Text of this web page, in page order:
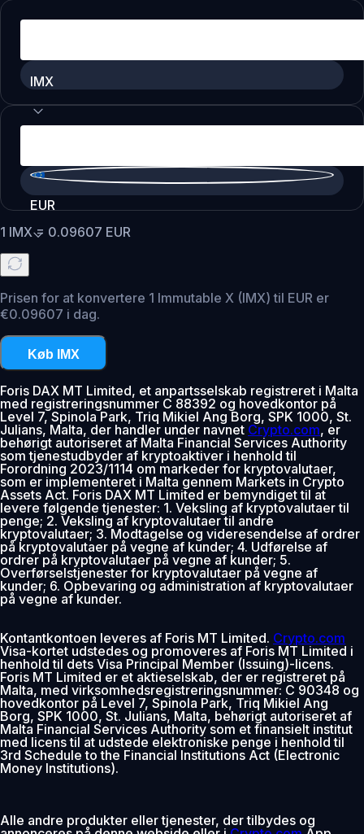
IMX
EUR
1 IMX= 0.09607 EUR
Prisen for at konvertere 1 Immutable X (IMX) til EUR er
€0.09607 i dag.
Køb IMX
Foris DAX MT Limited, et anpartsselskab registreret i Malta
med registreringsnummer C 88392 og hovedkontor på
Level 7, Spinola Park, Triq Mikiel Ang Borg, SPK 1000, St.
Julians, Malta, der handler under navnet Crypto.com, er
behørigt autoriseret af Malta Financial Services Authority
som tjenestudbyder af kryptoaktiver i henhold til
Forordning 2023/1114 om markeder for kryptovalutaer,
som er implementeret i Malta gennem Markets in Crypto
Assets Act. Foris DAX MT Limited er bemyndiget til at
levere følgende tjenester: 1. Veksling af kryptovalutaer til
penge; 2. Veksling af kryptovalutaer til andre
kryptovalutaer; 3. Modtagelse og videresendelse af ordrer
på kryptovalutaer på vegne af kunder; 4. Udførelse af
ordrer på kryptovalutaer på vegne af kunder; 5.
Overførselstjenester for kryptovalutaer på vegne af
kunder; 6. Opbevaring og administration af kryptovalutaer
på vegne af kunder.
Kontantkontoen leveres af Foris MT Limited. Crypto.com
Visa-kortet udstedes og promoveres af Foris MT Limited i
henhold til dets Visa Principal Member (Issuing)-licens.
Foris MT Limited er et aktieselskab, der er registreret på
Malta, med virksomhedsregistreringsnummer: C 90348 og
hovedkontor på Level 7, Spinola Park, Triq Mikiel Ang
Borg, SPK 1000, St. Julians, Malta, behørigt autoriseret af
Malta Financial Services Authority som et finansielt institut
med licens til at udstede elektroniske penge i henhold til
3rd Schedule to the Financial Institutions Act (Electronic
Money Institutions).
Alle andre produkter eller tjenester, der tilbydes og